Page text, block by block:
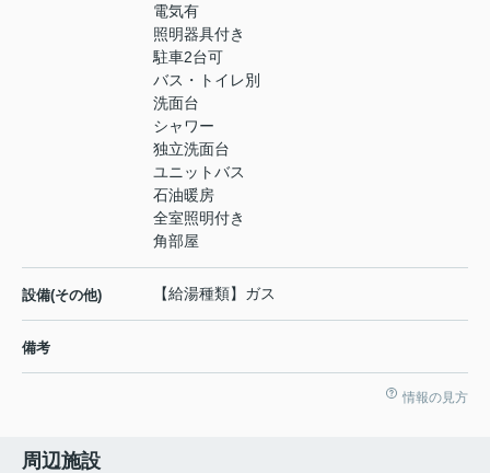
電気有
照明器具付き
駐車2台可
バス・トイレ別
洗面台
シャワー
独立洗面台
ユニットバス
石油暖房
全室照明付き
角部屋
設備(その他) 【給湯種類】ガス
備考
情報の見方
周辺施設